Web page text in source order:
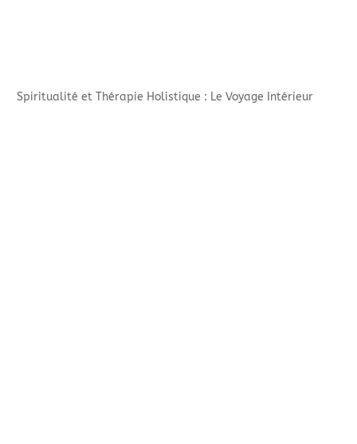
Spiritualité et Thérapie Holistique : Le Voyage Intérieur